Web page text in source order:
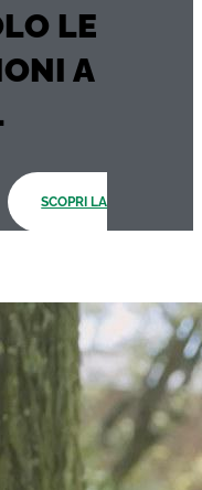
LE
A
SCOPRI LA